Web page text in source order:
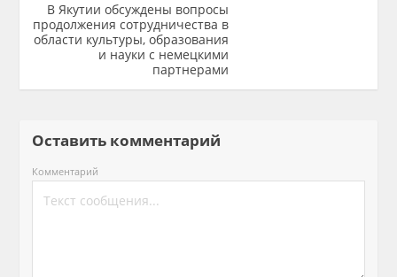
В Якутии обсуждены вопросы
продолжения сотрудничества в
области культуры, образования
и науки с немецкими
партнерами
Оставить комментарий
Комментарий